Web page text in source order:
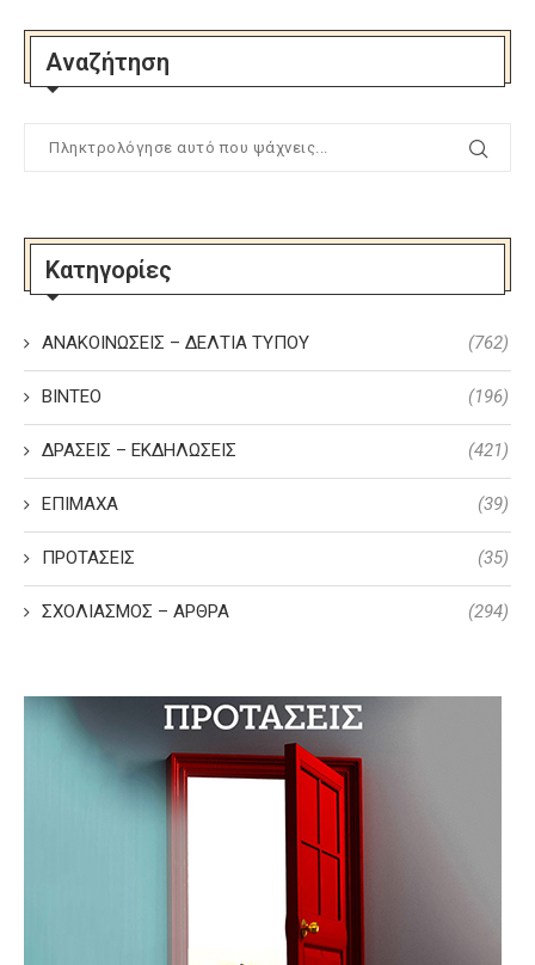
Αναζήτηση
Κατηγορίες
ΑΝΑΚΟΙΝΩΣΕΙΣ – ΔΕΛΤΙΑ ΤΥΠΟΥ (762)
ΒΙΝΤΕΟ (196)
ΔΡΑΣΕΙΣ – ΕΚΔΗΛΩΣΕΙΣ (421)
ΕΠΙΜΑΧΑ (39)
ΠΡΟΤΑΣΕΙΣ (35)
ΣΧΟΛΙΑΣΜΟΣ – ΑΡΘΡΑ (294)